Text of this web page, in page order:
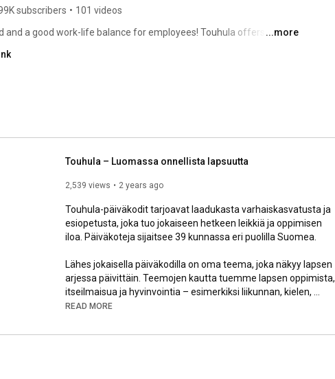
subscribers • 101 videos
and a good work-life balance for employees! Touhula offers high-
...more
Touhula – Luomassa onnellista lapsuutta
2,539 views 2 years ago
Touhula-päiväkodit tarjoavat laadukasta varhaiskasvatusta ja
esiopetusta, joka tuo jokaiseen hetkeen leikkiä ja oppimisen
iloa. Päiväkoteja sijaitsee 39 kunnassa eri puolilla Suomea.
Lähes jokaisella päiväkodilla on oma teema, joka näkyy lapsen
arjessa päivittäin. Teemojen kautta tuemme lapsen oppimista,
itseilmaisua ja hyvinvointia – esimerkiksi liikunnan, kielen,
taiteen, seikkailun, tieteen tai luonnon avulla.
Laadukas päiväkoti on perheelle arjen tukikohta. Lapselle se
READ MORE